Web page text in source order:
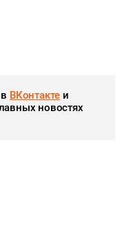
ВКонтакте и
новостях